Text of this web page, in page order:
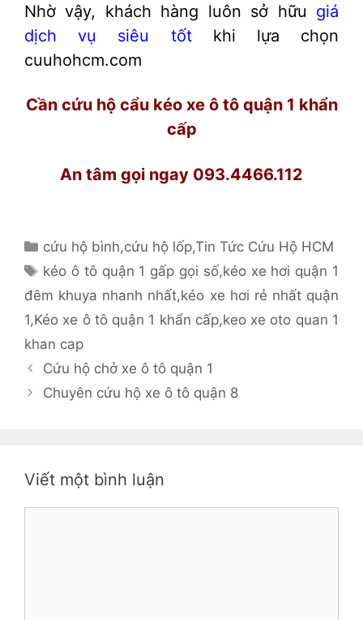
Nhờ vậy, khách hàng luôn sở hữu giá
dịch vụ siêu tốt
khi lựa chọn
cuuhohcm.com
Cần cứu hộ cẩu kéo xe ô tô quận 1 khẩn
cấp
An tâm gọi ngay 093.4466.112
Danh
mục
cứu hộ bình,cứu hộ lốp,Tin Tức Cứu Hộ HCM
Thẻ
kéo ô tô quận 1 gấp gọi số,kéo xe hơi quận 1
đêm khuya nhanh nhất,kéo xe hơi rẻ nhất quận
1,Kéo xe ô tô quận 1 khẩn cấp,keo xe oto quan 1
khan cap
Cứu hộ chở xe ô tô quận 1
Chuyên cứu hộ xe ô tô quận 8
Viết một bình luận